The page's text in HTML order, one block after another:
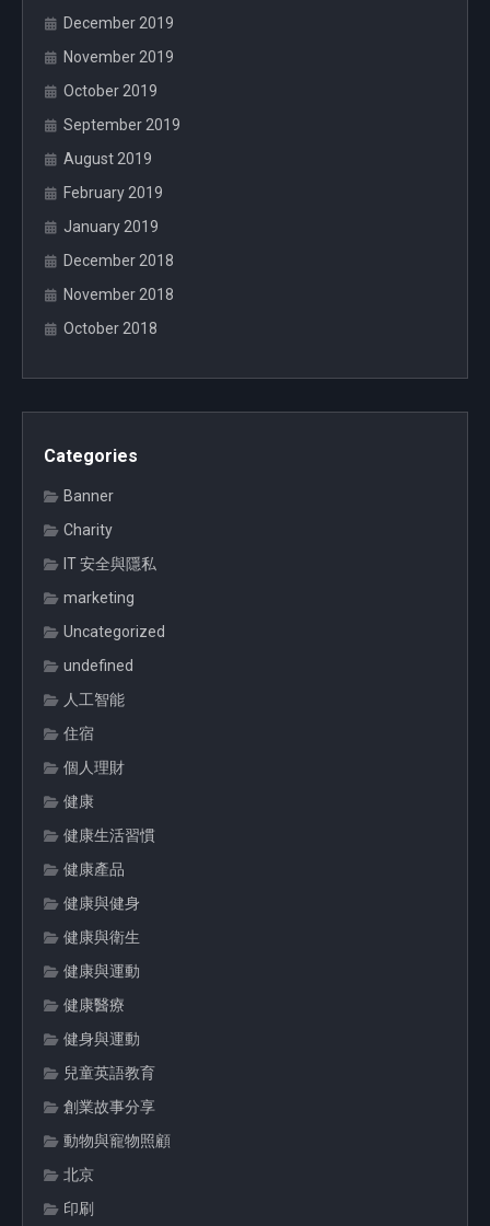
December 2019
November 2019
October 2019
September 2019
August 2019
February 2019
January 2019
December 2018
November 2018
October 2018
Categories
Banner
Charity
IT 安全與隱私
marketing
Uncategorized
undefined
人工智能
住宿
個人理財
健康
健康生活習慣
健康產品
健康與健身
健康與衛生
健康與運動
健康醫療
健身與運動
兒童英語教育
創業故事分享
動物與寵物照顧
北京
印刷